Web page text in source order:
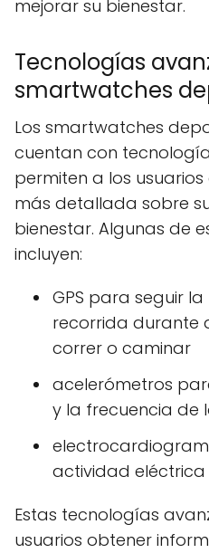
mejorar su bienestar.
Tecnologías
smartwatches
Los smartwatches
cuentan con
permiten a los
más detallada sobre
bienestar. Algunas de
incluyen:
GPS para seguir
recorrida durante
correr o caminar
acelerómetros
y la frecuencia de
actividad
Estas tecnologías
usuarios obtener